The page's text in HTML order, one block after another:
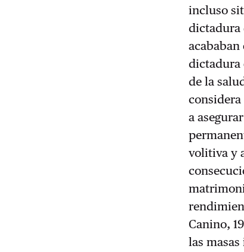
incluso
dictadura
dictadura
de la
a
volitiva y
Canino,
las